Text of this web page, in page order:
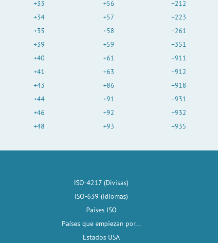
+33
+34
+35
+39
+40
+41
+43
+44
+46
+48
+56
+57
+58
+59
+61
+63
+86
+91
+92
+93
+212
+223
+261
+351
+911
+912
+918
+931
+932
+935
ISO-4217 (Divisas)
ISO-639 (Idiomas)
Países ISO
Países que empiezan por...
Estados USA